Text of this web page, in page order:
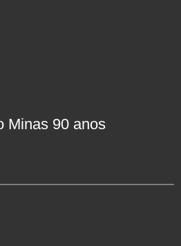
Minas 90 anos